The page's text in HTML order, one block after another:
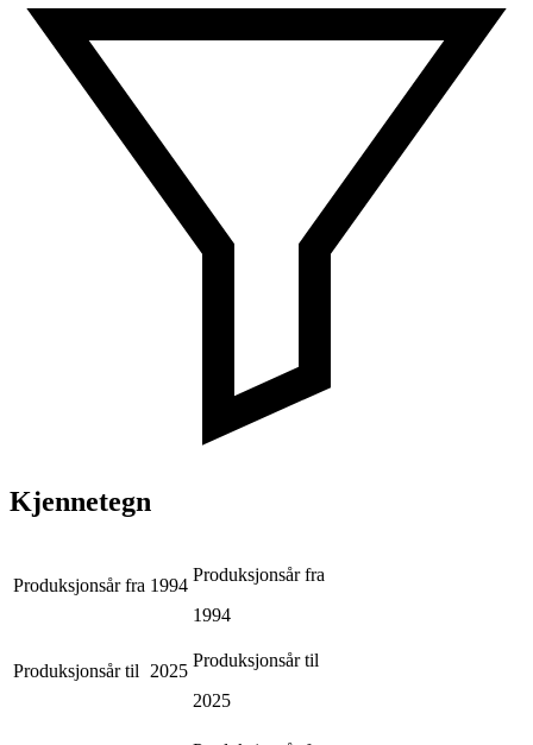
Kjennetegn
Produksjonsår fra 1994
Produksjonsår fra
1994
Produksjonsår til 2025
Produksjonsår til
2025